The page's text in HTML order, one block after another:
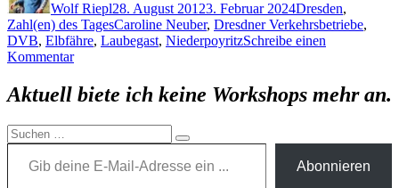
„Caroline““
Wolf Riepl28. August 20123. Februar 2024Dresden,
Zahl(en) des TagesSchlagwörter
Caroline Neuber, Dresdner Verkehrsbetriebe,
DVB, Elbfähre, Laubegast, NiederpoyritzSchreibe einen
Kommentarzu
Dresdner
Elbfähre:
Aktuell biete ich keine Workshops mehr an.
Suchen
nach:
Suchen
Gib deine E-Mail-Adresse ein ...
Abonnieren